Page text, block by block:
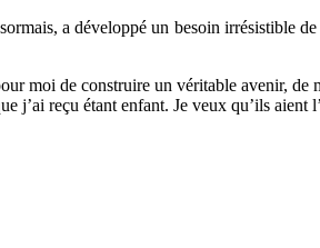
a développé un besoin irrésistible
moi de construire un véritable avenir,
j’ai reçu étant enfant. Je veux qu’ils aient